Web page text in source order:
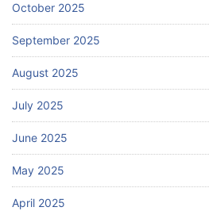
October 2025
September 2025
August 2025
July 2025
June 2025
May 2025
April 2025